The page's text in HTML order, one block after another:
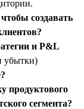
создавать
и P&L
убытки)
продуктового
сегмента?